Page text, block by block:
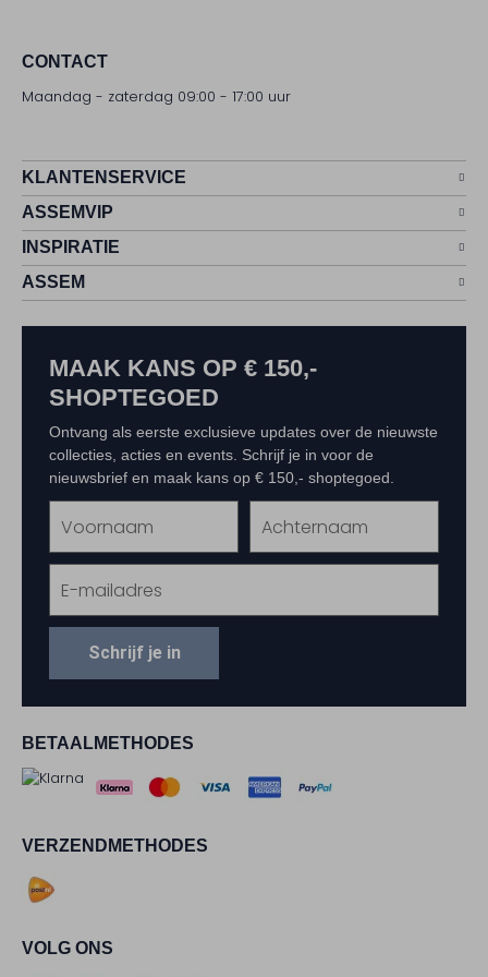
CONTACT
Maandag - zaterdag 09:00 - 17:00 uur
KLANTENSERVICE
ASSEMVIP
INSPIRATIE
ASSEM
BETAALMETHODES
VERZENDMETHODES
VOLG ONS
MAAK KANS OP € 150,-
SHOPTEGOED
Ontvang als eerste exclusieve updates over de nieuwste
collecties, acties en events. Schrijf je in voor de
nieuwsbrief en maak kans op € 150,- shoptegoed.
Schrijf je in